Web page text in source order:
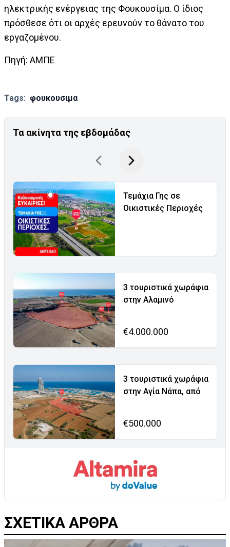
ηλεκτρικής ενέργειας της Φουκουσίμα. Ο ίδιος
πρόσθεσε ότι οι αρχές ερευνούν το θάνατο του
εργαζομένου.
Πηγή: ΑΜΠΕ
Tags: φουκουσιμα
Τα ακίνητα της εβδομάδας
Τεμάχια Γης σε
Οικιστικές Περιοχές
3 τουριστικά χωράφια
στην Αλαμινό
€4.000.000
3 τουριστικά χωράφια
στην Αγία Νάπα, από
€500.000
ΣΧΕΤΙΚΑ ΑΡΘΡΑ